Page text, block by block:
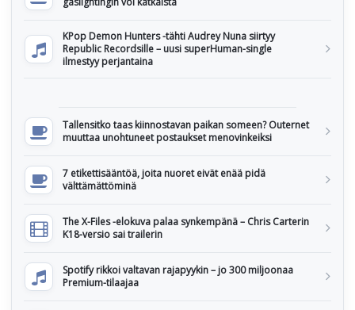
KPop Demon Hunters -tähti Audrey Nuna siirtyy
Republic Recordsille – uusi superHuman-single
ilmestyy perjantaina
Tallensitko taas kiinnostavan paikan someen? Outernet
muuttaa unohtuneet postaukset menovinkeiksi
7 etikettisääntöä, joita nuoret eivät enää pidä
välttämättöminä
The X-Files -elokuva palaa synkempänä – Chris Carterin
K18-versio sai trailerin
Spotify rikkoi valtavan rajapyykin – jo 300 miljoonaa
Premium-tilaajaa